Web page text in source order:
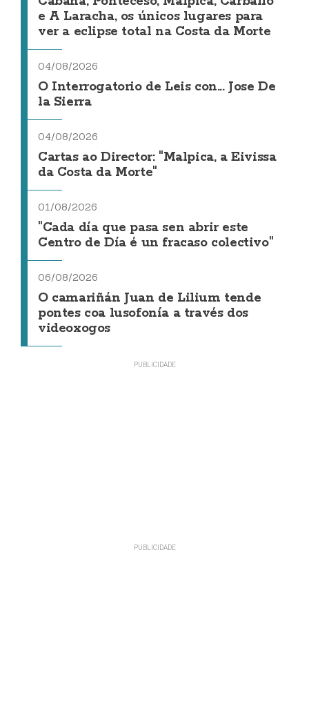
e A Laracha, os únicos lugares para
ver a eclipse total na Costa da Morte
04/08/2026
O Interrogatorio de Leis con... Jose De
la Sierra
04/08/2026
Cartas ao Director: "Malpica, a Eivissa
da Costa da Morte"
01/08/2026
"Cada día que pasa sen abrir este
Centro de Día é un fracaso colectivo"
06/08/2026
O camariñán Juan de Lilium tende
pontes coa lusofonía a través dos
videoxogos